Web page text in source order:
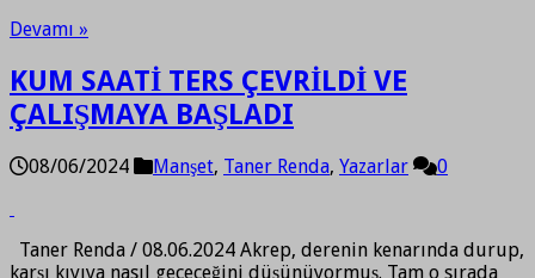
Devamı »
KUM SAATİ TERS ÇEVRİLDİ VE
ÇALIŞMAYA BAŞLADI
08/06/2024 Manşet, Taner Renda, Yazarlar 0
Taner Renda / 08.06.2024 Akrep, derenin kenarında durup,
karşı kıyıya nasıl geçeceğini düşünüyormuş. Tam o sırada